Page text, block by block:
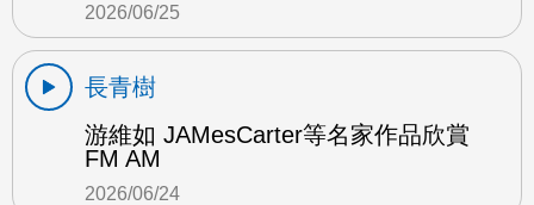
2026/06/25
長青樹
游維如 JAMesCarter等名家作品欣賞
FM AM
2026/06/24